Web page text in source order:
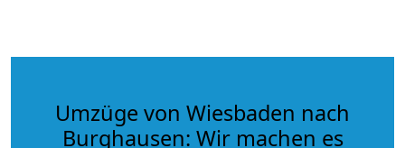
Umzüge von Wiesbaden nach
Burghausen: Wir machen es